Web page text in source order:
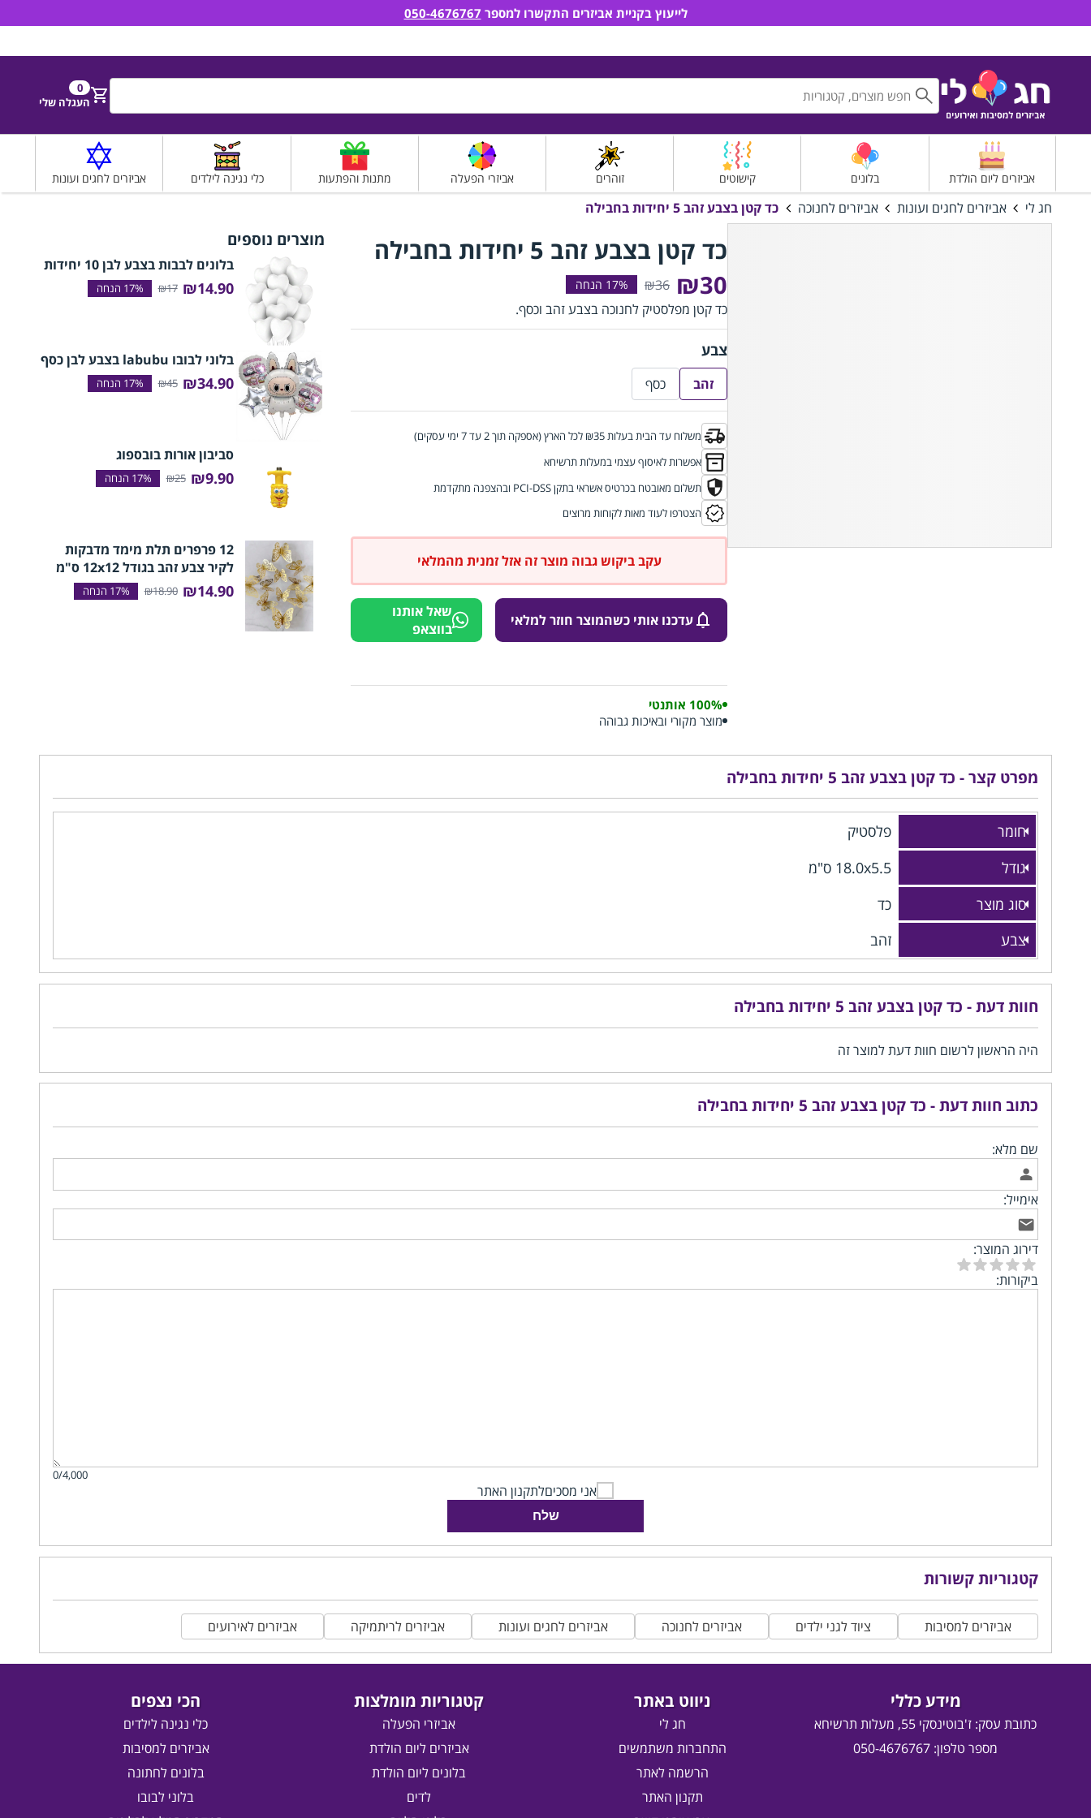
חפש0
העגלה שלי
אביזרים ליום הולדת בלונים קישוטים זוהרים אביזרי הפעלה מתנות והפתעות כלי נגינה לילדים אביזרים לחגים ועונות
חג לי אביזרים לחגים ועונות אביזרים לחנוכה כד קטן בצבע זהב 5 יחידות בחבילה
כד קטן בצבע זהב 5 יחידות בחבילה
₪30
₪36
כד קטן מפלסטיק לחנוכה בצבע זהב וכסף.
צבע
זהב כסף
משלוח עד הבית בעלות ₪35 לכל הארץ (אספקה תוך 2 עד 7 ימי עסקים)
אפשרות לאיסוף עצמי במעלות תרשיחא
תשלום מאובטח בכרטיס אשראי בתקן PCI-DSS ובהצפנה מתקדמת
הצטרפו לעוד מאות לקוחות מרוצים
עקב ביקוש גבוה מוצר זה אזל זמנית מהמלאי
עדכנו אותי כשהמוצר חוזר למלאי
שאל אותנו
בווצאפ
100% אותנטי
מוצר מקורי ובאיכות גבוהה
מפרט קצר - כד קטן בצבע זהב 5 יחידות בחבילה
חומר
פלסטיק
גודל
18.0x5.5 ס"מ
סוג מוצר
כד
צבע
זהב
חוות דעת - כד קטן בצבע זהב 5 יחידות בחבילה
היה הראשון לרשום חוות דעת למוצר זה
כתוב חוות דעת - כד קטן בצבע זהב 5 יחידות בחבילה
שם מלא:
אימייל:
דירוג המוצר:
ביקורות:
0/4,000
אני מסכיםלתקנון האתר
שלח
מוצרים נוספים
בלונים לבבות בצבע לבן 10 יחידות
₪14.90
₪17
בלוני לבובו labubu בצבע לבן כסף
₪34.90
₪45
סביבון אורות בובספוג
₪9.90
₪25
12 פרפרים תלת מימד מדבקות
לקיר צבע זהב בגודל 12x12 ס"מ
₪14.90
₪18.90
קטגוריות קשורות
אביזרים למסיבות ציוד לגני ילדים אביזרים לחנוכה אביזרים לחגים ועונות אביזרים לריתמיקה אביזרים לאירועים
לייעוץ בקניית אביזרים התקשרו למספר 050-4676767
מידע כללי
כתובת עסק: ז'בוטינסקי 55, מעלות תרשיחא
מספר טלפון: 050-4676767
ניווט באתר
חג לי
התחברות משתמשים
הרשמה לאתר
תקנון האתר
קטגוריות מומלצות
אביזרי הפעלה
אביזרים ליום הולדת
בלונים ליום הולדת
לדים
הכי נצפים
כלי נגינה לילדים
אביזרים למסיבות
בלונים לחתונה
בלוני לבובו